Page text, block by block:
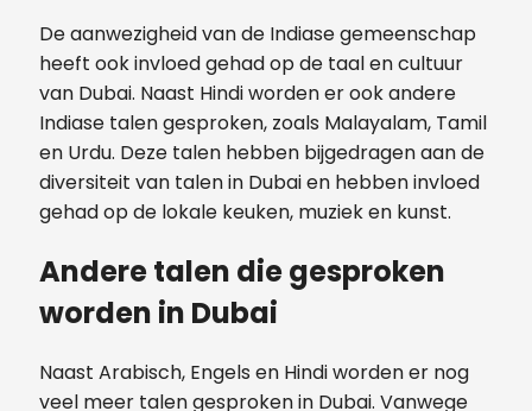
De aanwezigheid van de Indiase gemeenschap
heeft ook invloed gehad op de taal en cultuur
van Dubai. Naast Hindi worden er ook andere
Indiase talen gesproken, zoals Malayalam, Tamil
en Urdu. Deze talen hebben bijgedragen aan de
diversiteit van talen in Dubai en hebben invloed
gehad op de lokale keuken, muziek en kunst.
Andere talen die gesproken
worden in Dubai
Naast Arabisch, Engels en Hindi worden er nog
veel meer talen gesproken in Dubai. Vanwege